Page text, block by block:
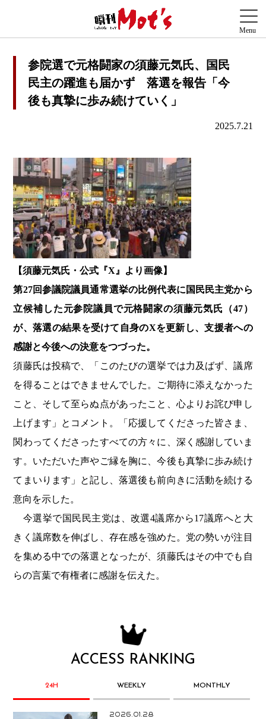
参院選で元格闘家の須藤元気氏、国民
民主の躍進も届かず 落選を報告「今
後も真摯に歩み続けていく」
2025.7.21
【須藤元気氏・公式『X』より画像】
第27回参議院議員通常選挙の比例代表に国民民主党から
立候補した元参院議員で元格闘家の須藤元気氏（47）
が、落選の結果を受けて自身のXを更新し、支援者への
感謝と今後への決意をつづった。
須藤氏は投稿で、「このたびの選挙では力及ばず、議席
を得ることはできませんでした。ご期待に添えなかった
こと、そして至らぬ点があったこと、心よりお詫び申し
上げます」とコメント。「応援してくださった皆さま、
関わってくださったすべての方々に、深く感謝していま
す。いただいた声やご縁を胸に、今後も真摯に歩み続け
てまいります」と記し、落選後も前向きに活動を続ける
意向を示した。
今選挙で国民民主党は、改選4議席から17議席へと大
きく議席数を伸ばし、存在感を強めた。党の勢いが注目
を集める中での落選となったが、須藤氏はその中でも自
らの言葉で有権者に感謝を伝えた。
ACCESS RANKING
24H WEEKLY MONTHLY
2026.01.28